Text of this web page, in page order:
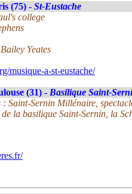
(75) - St-Eustache
college
Yeates
musique-a-st-eustache/
(31) - Basilique Saint-
Saint-Sernin Millénaire,
la basilique Saint-Sernin, la